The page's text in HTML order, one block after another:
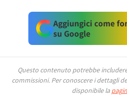
Aggiungici come
su Google
Questo contenuto potrebbe
commissioni. Per conoscere i dettagli
disponibile la